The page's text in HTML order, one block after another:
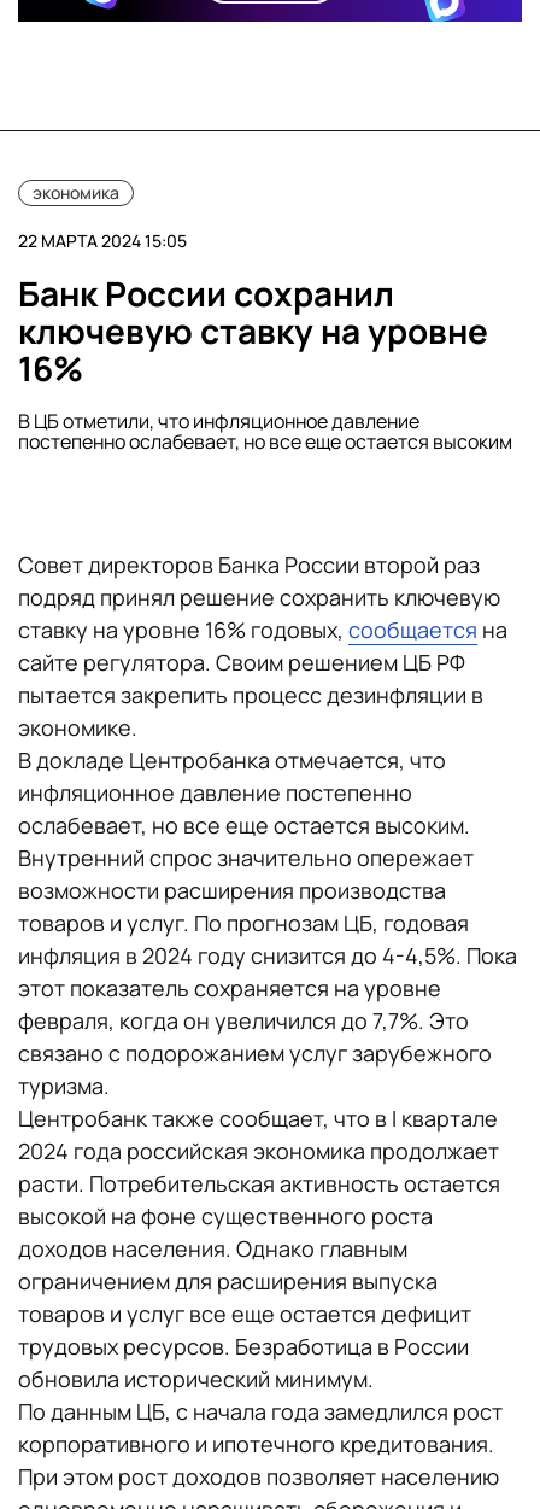
экономика
22 МАРТА 2024 15:05
Банк России сохранил
ключевую ставку на уровне
16%
В ЦБ отметили, что инфляционное давление
постепенно ослабевает, но все еще остается высоким
Совет директоров Банка России второй раз
подряд принял решение сохранить ключевую
ставку на уровне 16% годовых, сообщается на
сайте регулятора. Своим решением ЦБ РФ
пытается закрепить процесс дезинфляции в
экономике.
В докладе Центробанка отмечается, что
инфляционное давление постепенно
ослабевает, но все еще остается высоким.
Внутренний спрос значительно опережает
возможности расширения производства
товаров и услуг. По прогнозам ЦБ, годовая
инфляция в 2024 году снизится до 4-4,5%. Пока
этот показатель сохраняется на уровне
февраля, когда он увеличился до 7,7%. Это
связано с подорожанием услуг зарубежного
туризма.
Центробанк также сообщает, что в I квартале
2024 года российская экономика продолжает
расти. Потребительская активность остается
высокой на фоне существенного роста
доходов населения. Однако главным
ограничением для расширения выпуска
товаров и услуг все еще остается дефицит
трудовых ресурсов. Безработица в России
обновила исторический минимум.
По данным ЦБ, с начала года замедлился рост
корпоративного и ипотечного кредитования.
При этом рост доходов позволяет населению